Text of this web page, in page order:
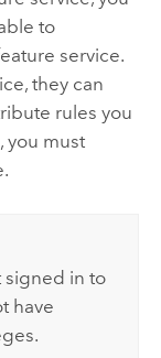
to
service.
they can
rules you
you must
signed in to
have